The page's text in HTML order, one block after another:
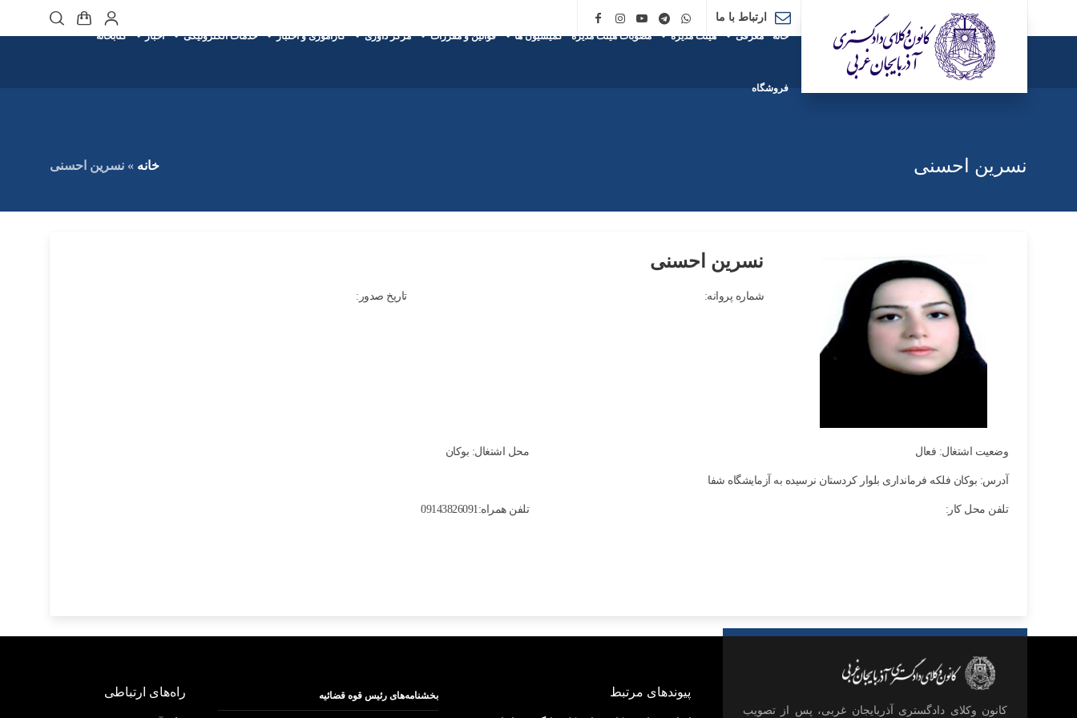
ارتباط با ما
خانه معرفی هیئت مدیره مصوبات هیئت مدیره کمیسیون ها قوانین و مقررات مرکز داوری کارآموزی و اختبار خدمات الکترونیکی اخبار کتابخانه
فروشگاه
نسرین احسنی خانه » نسرین احسنی
نسرین احسنی
شماره پروانه: تاریخ صدور:
وضعیت اشتغال: فعال محل اشتغال: بوكان
آدرس: بوکان فلکه فرمانداری بلوار کردستان نرسیده به آزمایشگاه شفا
تلفن محل کار: تلفن همراه:09143826091
كانون وكلای دادگستری آذربايجان غربی، پس از تصويب
پیوندهای مرتبط بخشنامه‌های رئیس قوه قضائیه راه‌های ارتباطی